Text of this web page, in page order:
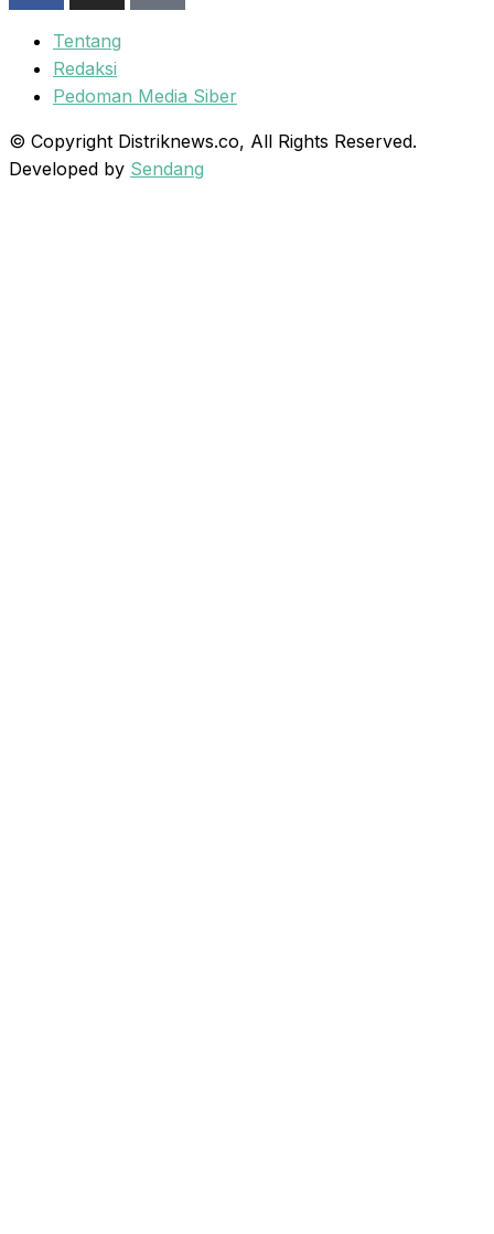
Tentang
Redaksi
Pedoman Media Siber
© Copyright Distriknews.co, All Rights Reserved.
Developed by Sendang